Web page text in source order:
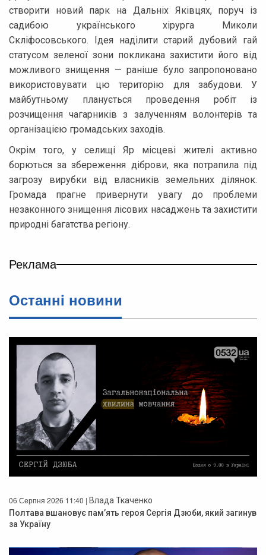
створити новий парк на Дальніх Яківцях, поруч із
садибою українського хірурга Миколи
Скліфосовського. Ідея наділити старий дубовий гай
статусом зеленої зони покликана захистити його від
можливого знищення — раніше було запропоновано
використовувати цю територію для забудови. У
майбутньому планується проведення робіт із
розчищення чагарників з залученням волонтерів та
організацією громадських заходів.
Окрім того, у селищі Яр місцеві жителі активно
борються за збереження діброви, яка потрапила під
загрозу вирубки від власників земельних ділянок.
Громада прагне привернути увагу до проблеми
незаконного знищення лісових насаджень та захистити
природні багатства регіону.
Реклама
Останнi новини
06 Серпня 2026 11:40 | Влада Ткаченко
Полтава вшановує пам’ять героя Сергія Дзюби, який загинув
за Україну